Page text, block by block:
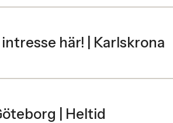
här! | Karlskrona
| Heltid